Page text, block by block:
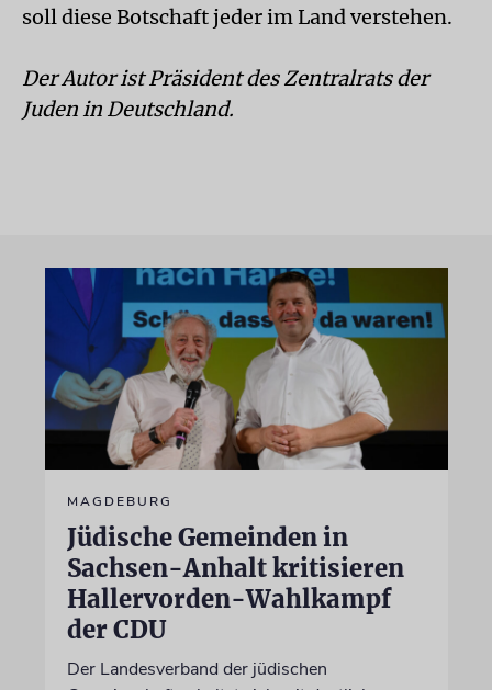
soll diese Botschaft jeder im Land verstehen.
Der Autor ist Präsident des Zentralrats der
Juden in Deutschland.
MAGDEBURG
Jüdische Gemeinden in
Sachsen-Anhalt kritisieren
Hallervorden-Wahlkampf
der CDU
Der Landesverband der jüdischen